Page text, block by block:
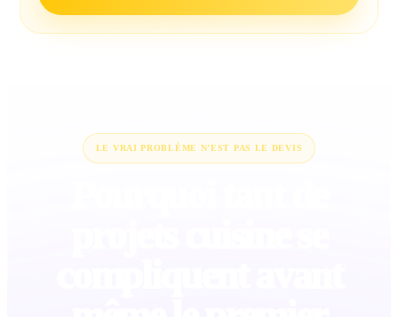
LE VRAI PROBLÈME N’EST PAS LE DEVIS